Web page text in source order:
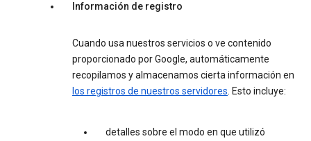
Información de registro
Cuando usa nuestros servicios o ve contenido
proporcionado por Google, automáticamente
recopilamos y almacenamos cierta información en
los registros de nuestros servidores. Esto incluye:
detalles sobre el modo en que utilizó